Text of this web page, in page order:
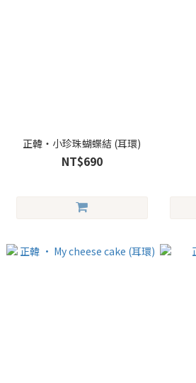
正韓・小珍珠蝴蝶結 (耳環)
NT$690